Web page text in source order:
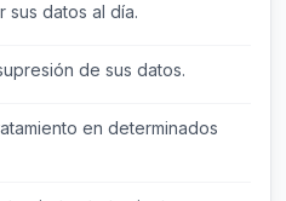
sus datos al día.
de sus datos.
en determinados